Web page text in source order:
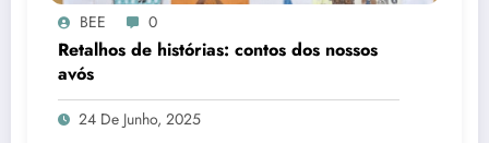
BEE 0
Retalhos de histórias: contos dos nossos
avós
24 De Junho, 2025